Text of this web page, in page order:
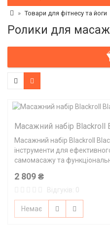
Товари для фітнесу та йоги
Ролики для
Масажний набір Blackroll
Масажний набір Blackroll
інструменти для
самомасажу та
2 809 ₴
Відгуків: 0
Немає